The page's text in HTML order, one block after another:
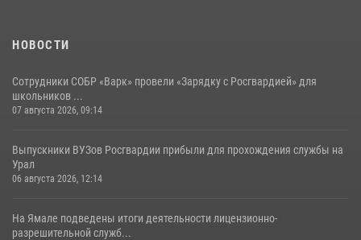
НОВОСТИ
Сотрудники СОБР «Варк» провели «Зарядку с Росгвардией» для
школьников ...
07 августа 2026, 09:14
Выпускники ВУЗов Росгвардии прибыли для прохождения службы на
Урал
06 августа 2026, 12:14
На Ямале подведены итоги деятельности лицензионно-
разрешительной служб...